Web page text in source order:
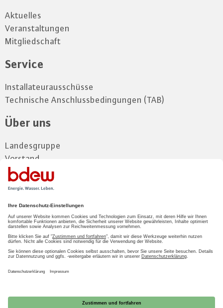
Aktuelles
Veranstaltungen
Mitgliedschaft
Service
Installateurausschüsse
Technische Anschlussbedingungen (TAB)
Über uns
Landesgruppe
Vorstand
Mitglieder
Gremien
Zum Mitgliederbereich
LOGIN